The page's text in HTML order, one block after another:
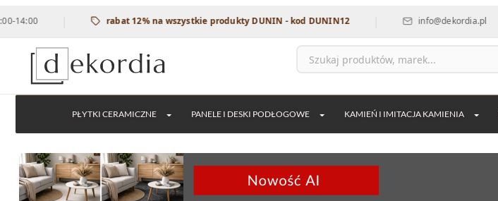
| rabat 12% na wszystkie produkty DUNIN - kod DUNIN12 | info@dekordia.pl |
PŁYTKI CERAMICZNE PANELE I DESKI PODŁOGOWE KAMIEŃ I IMITACJA KAMIENIA